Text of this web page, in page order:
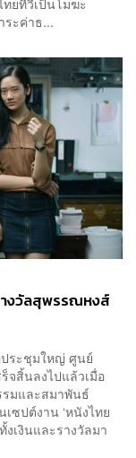
ยทีวีเป็นโมฆะ
ระค่าธ...
งวัลสุพรรณหงส์
ระชุมใหญ่ ศูนย์
จสิ้นลงไปแล้วเมื่อ
มและสมาพันธ์
ซปต์งาน ‘หนังไทย
เงินและรางวัลมา